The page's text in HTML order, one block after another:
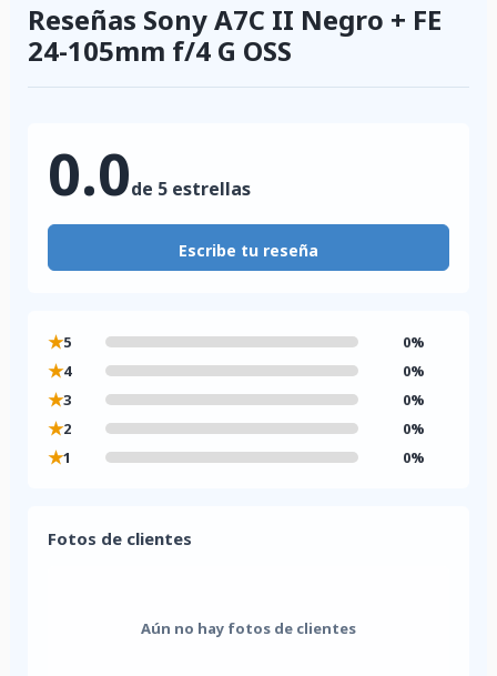
Reseñas Sony A7C II Negro + FE
24-105mm f/4 G OSS
0.0de 5 estrellas
Escribe tu reseña
★5 0%
★4 0%
★3 0%
★2 0%
★1 0%
Fotos de clientes
Aún no hay fotos de clientes